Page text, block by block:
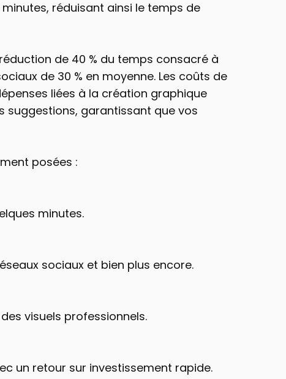
réduisant ainsi le temps de
de 40 % du temps consacré à
de 30 % en moyenne. Les coûts de
liées à la création graphique
suggestions, garantissant que vos
posées :
minutes.
sociaux et bien plus encore.
visuels professionnels.
un retour sur investissement rapide.